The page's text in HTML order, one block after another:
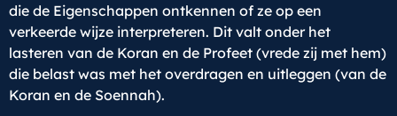
die de Eigenschappen ontkennen of ze op een
verkeerde wijze interpreteren. Dit valt onder het
lasteren van de Koran en de Profeet (vrede zij met hem)
die belast was met het overdragen en uitleggen (van de
Koran en de Soennah).